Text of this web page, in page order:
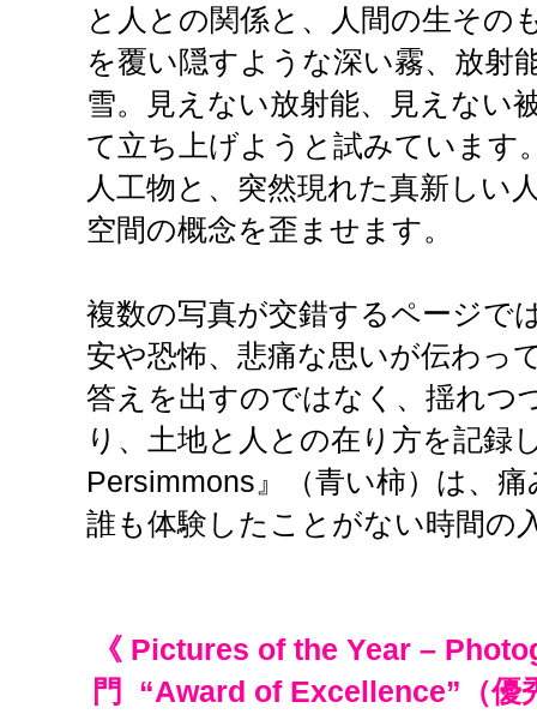
と人との関係と、人間の生その
を覆い隠すような深い霧、放射
雪。見えない放射能、見えない
て立ち上げようと試みています
人工物と、突然現れた真新しい
空間の概念を歪ませます。
複数の写真が交錯するページで
安や恐怖、悲痛な思いが伝わっ
答えを出すのではなく、揺れつ
り、土地と人との在り方を記録
Persimmons』（青い柿）は、
誰も体験したことがない時間の
《 Pictures of the Year –
門 “Award of Excellence”（優